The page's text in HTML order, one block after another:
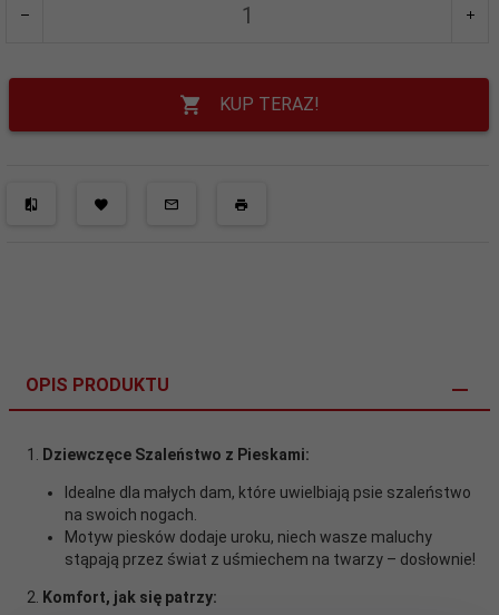
KUP TERAZ!
OPIS PRODUKTU
Dziewczęce Szaleństwo z Pieskami:
Idealne dla małych dam, które uwielbiają psie szaleństwo
na swoich nogach.
Motyw piesków dodaje uroku, niech wasze maluchy
stąpają przez świat z uśmiechem na twarzy – dosłownie!
Komfort, jak się patrzy: